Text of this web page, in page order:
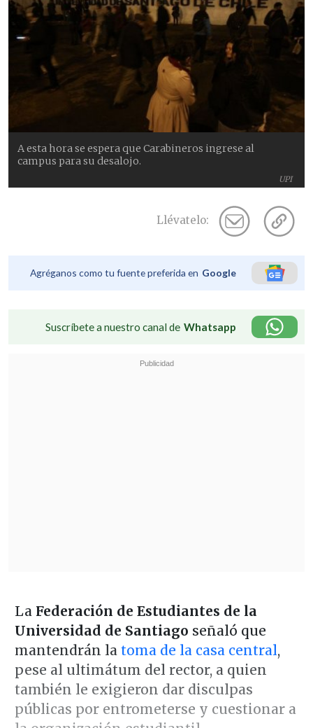
UPI
A esta hora se espera que Carabineros ingrese al
campus para su desalojo.
Llévatelo:
Agréganos como tu fuente preferida en Google
Suscríbete a nuestro canal de Whatsapp
La Federación de Estudiantes de la
Universidad de Santiago señaló que
mantendrán la toma de la casa central,
pese al ultimátum del rector, a quien
también le exigieron dar disculpas
públicas por entrometerse y cuestionar a